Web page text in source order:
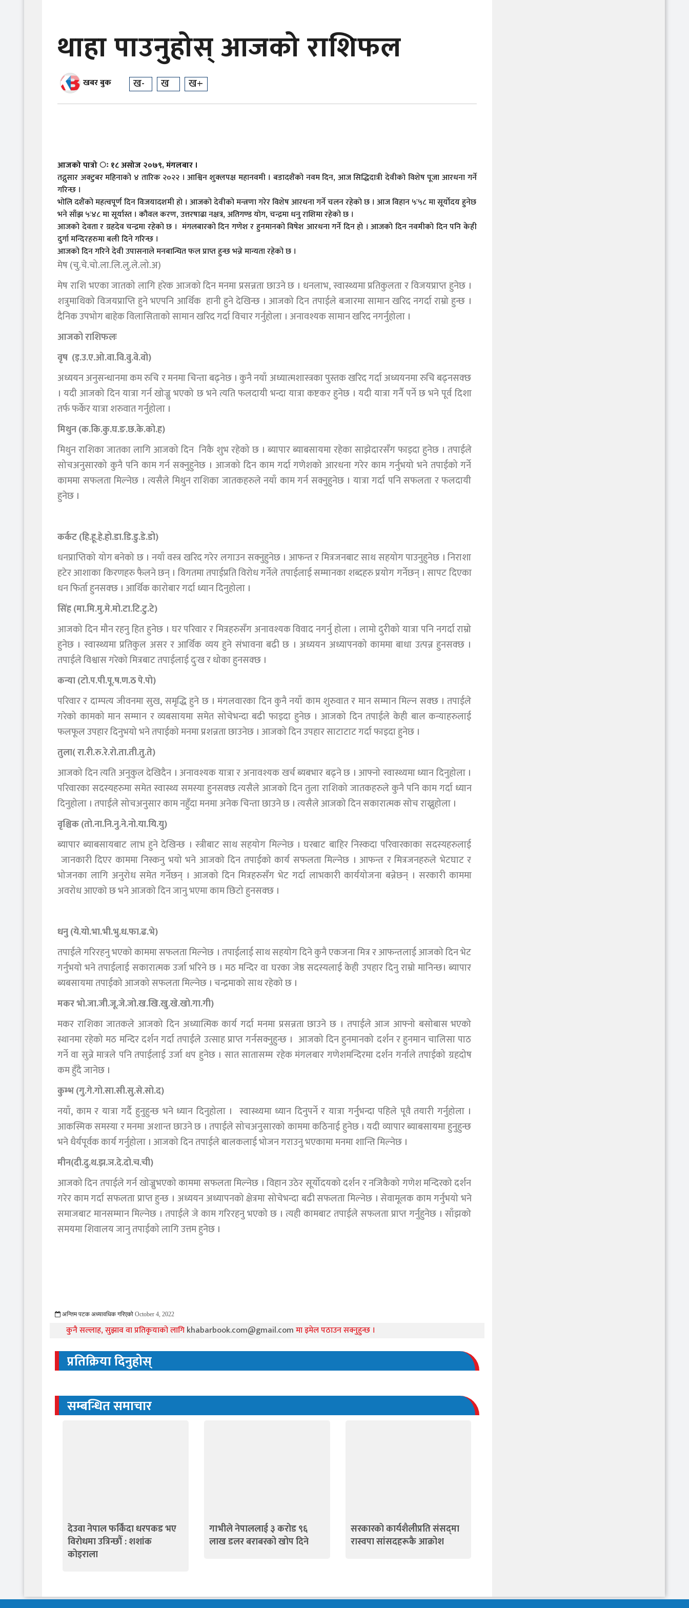
थाहा पाउनुहोस् आजको राशिफल
खबर बुक ख- ख ख+
आजको पात्रो ः १८ असोज २०७९, मंगलबार ।
तद्नुसार अक्टुबर महिनाको ४ तारिक २०२२ । आश्विन शुक्लपक्ष महानवमी । बडादशैंको नवम दिन, आज सिद्धिदात्री देवीको विशेष पूजा आरधना गर्ने
गरिन्छ ।
भोलि दशैंको महत्वपूर्ण दिन विजयादशमी हो । आजको देवीको मन्त्रणा गरेर विशेष आरधना गर्ने चलन रहेको छ । आज विहान ५ः५८ मा सूर्योदय हुनेछ
भने साँझ ५ः४८ मा सूर्यास्त । कौवल करण, उत्तरषाढा नक्षत्र, अतिगण्ड योग, चन्द्रमा धनु राशिमा रहेको छ ।
आजको देवता र ग्रहदेव चन्द्रमा रहेको छ । मंगलबारको दिन गणेश र हुनमानको विषेश आरधना गर्ने दिन हो । आजको दिन नवमीको दिन पनि केही
दुर्गा मन्दिरहरुमा बली दिने गरिन्छ ।
आजको दिन गरिने देवी उपासनाले मनबान्चित फल प्राप्त हुन्छ भन्ने मान्यता रहेको छ ।
मेष (चु.चे.चो.ला.लि.लु.ले.लो.अ)
मेष राशि भएका जातको लागि हरेक आजको दिन मनमा प्रसन्नता छाउने छ । धनलाभ, स्वास्थ्यमा प्रतिकुलता र विजयप्राप्त हुनेछ ।
शत्रुमाथिको विजयप्राप्ति हुने भएपनि आर्थिक हानी हुने देखिन्छ । आजको दिन तपाईले बजारमा सामान खरिद नगर्दा राम्रो हुन्छ ।
दैनिक उपभोग बाहेक विलासिताको सामान खरिद गर्दा विचार गर्नुहोला । अनावश्यक सामान खरिद नगर्नुहोला ।
आजको राशिफलः
वृष (इ.उ.ए.ओ.वा.वि.वु.वे.वो)
अध्ययन अनुसन्धानमा कम रुचि र मनमा चिन्ता बढ्नेछ । कुनै नयाँ अध्यात्मशास्त्रका पुस्तक खरिद गर्दा अध्ययनमा रुचि बढ्नसक्छ
। यदी आजको दिन यात्रा गर्न खोज्नु भएको छ भने त्यति फलदायी भन्दा यात्रा कष्टकर हुनेछ । यदी यात्रा गर्नै पर्ने छ भने पूर्व दिशा
तर्फ फर्केर यात्रा शरुवात गर्नुहोला ।
मिथुन (क.कि.कु.घ.ङ.छ.के.को.ह)
मिथुन राशिका जातका लागि आजको दिन निकै शुभ रहेको छ । ब्यापार ब्याबसायमा रहेका साझेदारसँग फाइदा हुनेछ । तपाईले
सोचअनुसारको कुनै पनि काम गर्न सक्नुहुनेछ । आजको दिन काम गर्दा गणेशको आरधना गरेर काम गर्नुभयो भने तपाईको गर्ने
काममा सफलता मिल्नेछ । त्यसैले मिथुन राशिका जातकहरुले नयाँ काम गर्न सक्नुहुनेछ । यात्रा गर्दा पनि सफलता र फलदायी
हुनेछ ।
कर्कट (हि.हू.हे.हो.डा.डि.डु.डे.डो)
धनप्राप्तिको योग बनेको छ । नयाँ वस्त्र खरिद गरेर लगाउन सक्नुहुनेछ । आफन्त र मित्रजनबाट साथ सहयोग पाउनुहुनेछ । निराशा
हटेर आशाका किरणहरु फैलने छन् । विगतमा तपाईप्रति विरोध गर्नेले तपाईलाई सम्मानका शब्दहरु प्रयोग गर्नेछन् । सापट दिएका
धन फिर्ता हुनसक्छ । आर्थिक कारोबार गर्दा ध्यान दिनुहोला ।
सिंह (मा.मि.मु.मे.मो.टा.टि.टु.टे)
आजको दिन मौन रहनु हित हुनेछ । घर परिवार र मित्रहरुसँग अनावश्यक विवाद नगर्नु होला । लामो दुरीको यात्रा पनि नगर्दा राम्रो
हुनेछ । स्वास्थ्यमा प्रतिकुल असर र आर्थिक व्यय हुने संभावना बढी छ । अध्ययन अध्यापनको काममा बाधा उत्पन्न हुनसक्छ ।
तपाईले विश्वास गरेको मित्रबाट तपाईलाई दुःख र धोका हुनसक्छ ।
कन्या (टो.प.पी.पू.ष.ण.ठ पे.पो)
परिवार र दाम्पत्य जीवनमा सुख, समृद्धि हुने छ । मंगलवारका दिन कुनै नयाँ काम शुरुवात र मान सम्मान मिल्न सक्छ । तपाईले
गरेको कामको मान सम्मान र व्यबसायमा समेत सोचेभन्दा बढी फाइदा हुनेछ । आजको दिन तपाईले केही बाल कन्याहरुलाई
फलफूल उपहार दिनुभयो भने तपाईको मनमा प्रशन्नता छाउनेछ । आजको दिन उपहार साटाटाट गर्दा फाइदा हुनेछ ।
तुला( रा.री.रु.रे.रो.ता.ती.तु.ते)
आजको दिन त्यति अनुकुल देखिदैन । अनावश्यक यात्रा र अनावश्यक खर्च ब्यबभार बढ्ने छ । आफ्नो स्वास्थ्यमा ध्यान दिनुहोला ।
परिवारका सदस्यहरुमा समेत स्वास्थ्य समस्या हुनसक्छ त्यसैले आजको दिन तुला राशिको जातकहरुले कुनै पनि काम गर्दा ध्यान
दिनुहोला । तपाईले सोचअनुसार काम नहुँदा मनमा अनेक चिन्ता छाउने छ । त्यसैले आजको दिन सकारात्मक सोच राख्नुहोला ।
वृश्चिक (तो.ना.नि.नु.ने.नो.या.यि.यु)
ब्यापार ब्याबसायबाट लाभ हुने देखिन्छ । स्त्रीबाट साथ सहयोग मिल्नेछ । घरबाट बाहिर निस्कदा परिवारकाका सदस्यहरुलाई
जानकारी दिएर काममा निस्कनु भयो भने आजको दिन तपाईको कार्य सफलता मिल्नेछ । आफन्त र मित्रजनहरुले भेटघाट र
भोजनका लागि अनुरोध समेत गर्नेछन् । आजको दिन मित्रहरुसँग भेट गर्दा लाभकारी कार्ययोजना बन्नेछन् । सरकारी काममा
अवरोध आएको छ भने आजको दिन जानु भएमा काम छिटो हुनसक्छ ।
धनु (ये.यो.भा.भी.भु.ध.फा.ढ.भे)
तपाईले गरिरहनु भएको काममा सफलता मिल्नेछ । तपाईलाई साथ सहयोग दिने कुनै एकजना मित्र र आफन्तलाई आजको दिन भेट
गर्नुभयो भने तपाईलाई सकारात्मक उर्जा भरिने छ । मठ मन्दिर वा घरका जेष्ठ सदस्यलाई केही उपहार दिनु राम्रो मानिन्छ। ब्यापार
ब्यबसायमा तपाईको आजको सफलता मिल्नेछ । चन्द्रमाको साथ रहेको छ ।
मकर भो.जा.जी.जू.जे.जो.ख.खि.खु.खे.खो.गा.गी)
मकर राशिका जातकले आजको दिन अध्यात्मिक कार्य गर्दा मनमा प्रसन्नता छाउने छ । तपाईले आज आफ्नो बसोबास भएको
स्थानमा रहेको मठ मन्दिर दर्शन गर्दा तपाईले उत्साह प्राप्त गर्नसक्नुहुन्छ । आजको दिन हुनमानको दर्शन र हुनमान चालिसा पाठ
गर्ने वा सुन्ने मात्रले पनि तपाईलाई उर्जा थप हुनेछ । सात सातासम्म रहेक मंगलबार गणेशमन्दिरमा दर्शन गर्नाले तपाईको ग्रहदोष
कम हुँदै जानेछ ।
कुम्भ (गु.गे.गो.सा.सी.सु.से.सो.द)
नयाँ, काम र यात्रा गर्दै हुनुहुन्छ भने ध्यान दिनुहोला । स्वास्थ्यमा ध्यान दिनुपर्ने र यात्रा गर्नुभन्दा पहिले पूवै तयारी गर्नुहोला ।
आकस्मिक समस्या र मनमा अशान्त छाउने छ । तपाईले सोचअनुसारको काममा कठिनाई हुनेछ । यदी व्यापार ब्याबसायमा हुनुहुन्छ
भने धैर्यपूर्वक कार्य गर्नुहोला । आजको दिन तपाईले बालकलाई भोजन गराउनु भएकामा मनमा शान्ति मिल्नेछ ।
मीन(दी.दु.थ.झ.ञ.दे.दो.च.ची)
आजको दिन तपाईले गर्न खोज्नुभएको काममा सफलता मिल्नेछ । विहान उठेर सूर्योदयको दर्शन र नजिकैको गणेश मन्दिरको दर्शन
गरेर काम गर्दा सफलता प्राप्त हुन्छ । अध्ययन अध्यापनको क्षेत्रमा सोचेभन्दा बढी सफलता मिल्नेछ । सेवामूलक काम गर्नुभयो भने
समाजबाट मानसम्मान मिल्नेछ । तपाईले जे काम गरिरहनु भएको छ । त्यही कामबाट तपाईले सफलता प्राप्त गर्नुहुनेछ । साँझको
समयमा शिवालय जानु तपाईको लागि उत्तम हुनेछ ।
अन्तिम पटक अध्यावधिक गरिएको October 4, 2022
कुनै सल्लाह, सुझाव वा प्रतिकृयाको लागिkhabarbook.com@gmail.comमा इमेल पठाउन सक्नुहुन्छ ।
प्रतिक्रिया दिनुहोस्
सम्बन्धित समाचार
देउवा नेपाल फर्किंदा धरपकड भए
विरोधमा उत्रिन्छौँ : शशांक
कोइराला
गाभीले नेपाललाई ३ करोड ९६
लाख डलर बराबरको खोप दिने
सरकारको कार्यशैलीप्रति संसद्‍मा
रास्वपा सांसदहरूकै आक्रोश